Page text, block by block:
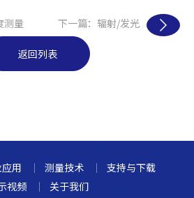
测量 下一篇：辐射/发光
返回列表
用 测量技术
支持与下载
视频
关于我们